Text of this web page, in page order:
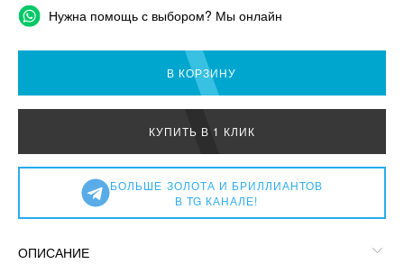
Нужна помощь с выбором? Мы онлайн
В КОРЗИНУ
КУПИТЬ В 1 КЛИК
БОЛЬШЕ ЗОЛОТА И БРИЛЛИАНТОВ
В TG КАНАЛЕ!
ОПИСАНИЕ